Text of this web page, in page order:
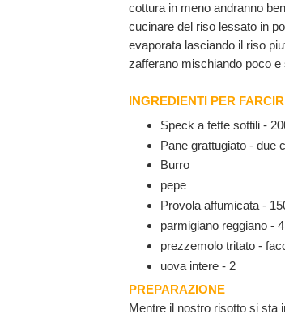
cottura in meno andranno
cucinare del riso lessato in
evaporata lasciando il riso
zafferano mischiando poco
INGREDIENTI PER
Speck a fette sottili -
Pane grattugiato - due
Burro
pepe
Provola affumicata -
parmigiano reggiano -
prezzemolo tritato -
uova intere - 2
PREPARAZIONE
Mentre il nostro risotto si sta